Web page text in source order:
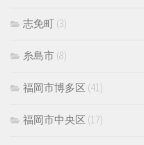
志免町 (3)
糸島市 (8)
福岡市博多区 (41)
福岡市中央区 (17)